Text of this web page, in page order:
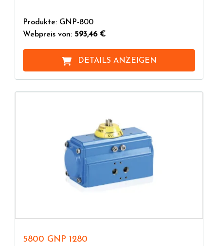
Produkte: GNP-800
Webpreis von: 593,46 €
DETAILS ANZEIGEN
5800 GNP 1280